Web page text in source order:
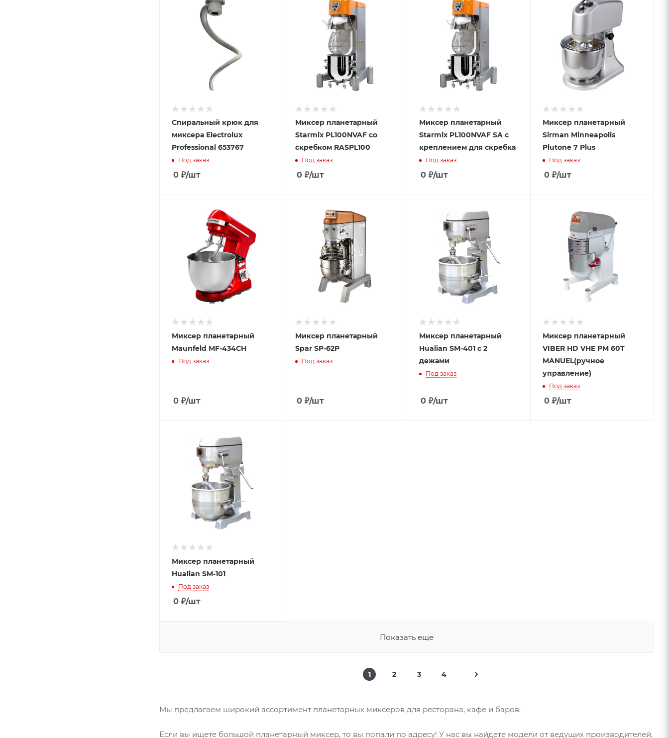
Спиральный крюк для
миксера Electrolux
Professional 653767
Под заказ
0 ₽/шт
Миксер планетарный
Starmix PL100NVAF со
скребком RASPL100
Под заказ
0 ₽/шт
Миксер планетарный
Starmix PL100NVAF SA с
креплением для скребка
Под заказ
0₽/шт
Миксер планетарный
Sirman Minneapolis
Plutone 7 Plus
Под заказ
0₽/шт
Миксер планетарный
Maunfeld MF-434CH
Под заказ
0 ₽/шт
Миксер планетарный
Spar SP-62P
Под заказ
0 ₽/шт
Миксер планетарный
Hualian SM-401 с 2
дежами
Под заказ
0₽/шт
Миксер планетарный
VIBER HD VHE PM 60T
MANUEL(ручное
управление)
Под заказ
0₽/шт
Миксер планетарный
Hualian SM-101
Под заказ
0 ₽/шт
Показать еще
1 2 3 4
Мы предлагаем широкий ассортимент планетарных миксеров для ресторана, кафе и баров.
Если вы ищете большой планетарный миксер, то вы попали по адресу! У нас вы найдете модели от ведущих производителей,